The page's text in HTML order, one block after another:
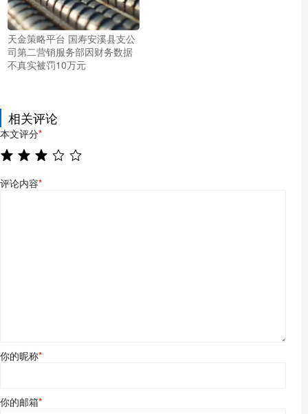
天金策略平台 国寿安溪县支公
司第二营销服务部因财务数据
不真实被罚10万元
相关评论
本文评分*
评论内容*
你的昵称*
你的邮箱*